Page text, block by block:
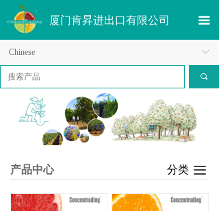
厦门肯昇进出口有限公司 끀
ꀅ
Chinese
끠
产品中心 分类 끀